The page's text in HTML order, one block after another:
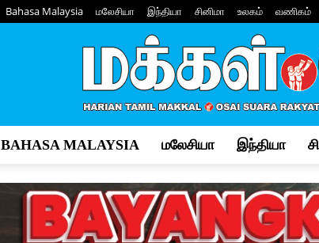
Bahasa Malaysia மலேசியா இந்தியா சினிமா உலகம் வணிகம்
BAHASA MALAYSIA மலேசியா இந்தியா